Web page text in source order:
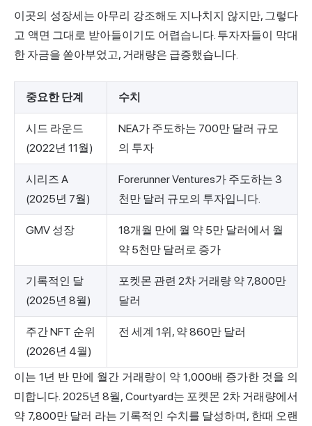
이곳의 성장세는 아무리 강조해도 지나치지 않지만, 그렇다
고 액면 그대로 받아들이기도 어렵습니다. 투자자들이 막대
한 자금을 쏟아부었고, 거래량은 급증했습니다.
중요한 단계 수치
시드 라운드
(2022년 11월)
NEA가 주도하는 700만 달러 규모
의 투자
시리즈 A
(2025년 7월)
Forerunner Ventures가 주도하는 3
천만 달러 규모의 투자입니다.
GMV 성장
18개월 만에 월 약 5만 달러에서 월
약 5천만 달러로 증가
기록적인 달
(2025년 8월)
포켓몬 관련 2차 거래량 약 7,800만
달러
주간 NFT 순위
(2026년 4월)
전 세계 1위, 약 860만 달러
이는 1년 반 만에 월간 거래량이 약 1,000배 증가한 것을 의
미합니다. 2025년 8월, Courtyard는 포켓몬 2차 거래량에서
약 7,800만 달러 라는 기록적인 수치를 달성하며, 한때 오랜